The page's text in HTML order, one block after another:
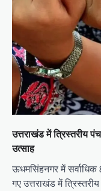
उत्तराखंड में त्रिस्तरीय
उत्साह
ऊधमसिंहनगर में सर्वाधिक
गए उत्तराखंड में